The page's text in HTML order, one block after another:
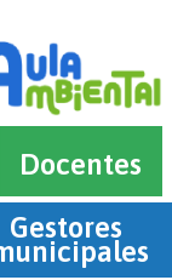
Docentes
Gestores